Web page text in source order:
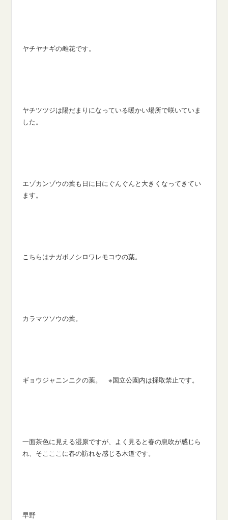
ヤチヤナギの雌花です。
ヤチツツジは陽だまりになっている暖かい場所で咲いていま
した。
エゾカンゾウの葉も日に日にぐんぐんと大きくなってきてい
ます。
こちらはナガボノシロワレモコウの葉。
カラマツソウの葉。
ギョウジャニンニクの葉。 ※国立公園内は採取禁止です。
一面茶色に見える湿原ですが、よく見ると春の息吹が感じら
れ、そこここに春の訪れを感じる木道です。
早野